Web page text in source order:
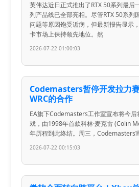
英伟达近日正式推出了RTX 50系列最后
列产品线已全部亮相。尽管RTX 50系列
问题等原因饱受诟病，但最新报告显示
卡市场上保持领先地位。然
2026-07-22 01:00:03
Codemasters暂停开发拉力
WRC的合作
EA旗下Codemasters工作室宣布将今
戏，由1998年首款科林·麦克雷 (Colin
年历程到此终结。周三，Codemasters
2026-07-22 00:15:03